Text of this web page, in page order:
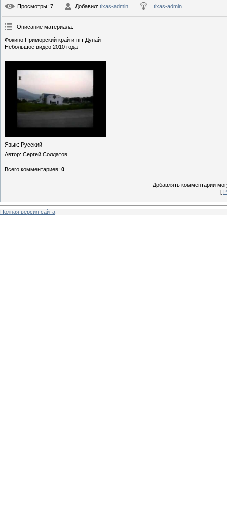
Просмотры: 7 Добавил: tixas-admin tixas-admin
Описание материала:
Фокино Приморский край и пгт Дунай
Небольшое видео 2010 года
Язык: Русский
Автор: Сергей Солдатов
Всего комментариев: 0
Добавлять комментарии
[
Полная версия сайта